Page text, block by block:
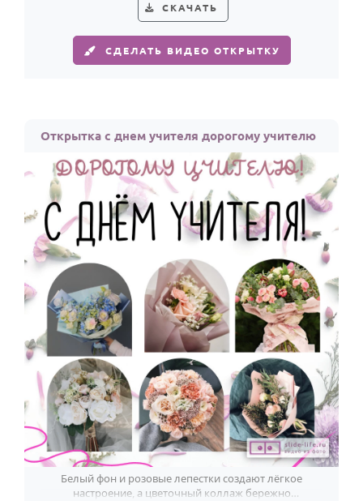
СКАЧАТЬ
СДЕЛАТЬ ВИДЕО ОТКРЫТКУ
Открытка с днем учителя дорогому учителю
Белый фон и розовые лепестки создают лёгкое
настроение, а цветочный коллаж бережно